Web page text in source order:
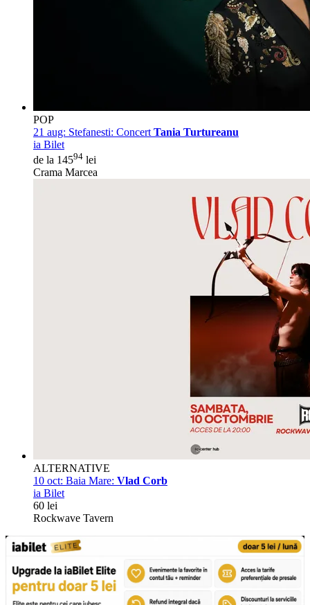
POP
21 aug: Stefanesti: Concert Tania Turtureanu
ia Bilet
de la 14594 lei
Crama Marcea
ALTERNATIVE
10 oct: Baia Mare: Vlad Corb
ia Bilet
60 lei
Rockwave Tavern